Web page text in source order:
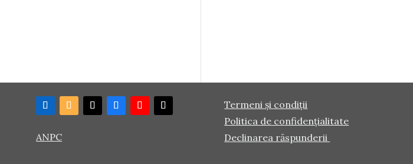
ANPC
Termeni și condiții
Politica de confidențialitate
Declinarea răspunderii